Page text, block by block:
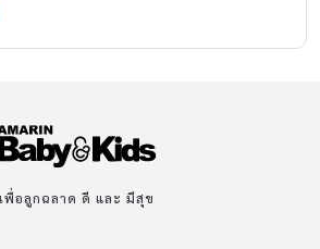
สื้อแห่งรัตติกาล สามารถเปลี่ยนจิตใจคน
เพื่อลูกฉลาด ดี และ มีสุข